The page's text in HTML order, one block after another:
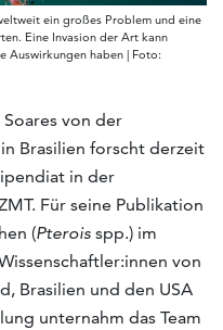
ein großes Problem und eine
Eine Invasion der Art kann
Auswirkungen haben | Foto:
Soares von der
Brasilien forscht derzeit
in der
Für seine Publikation
(Pterois spp.) im
von
Brasilien und den USA
unternahm das Team